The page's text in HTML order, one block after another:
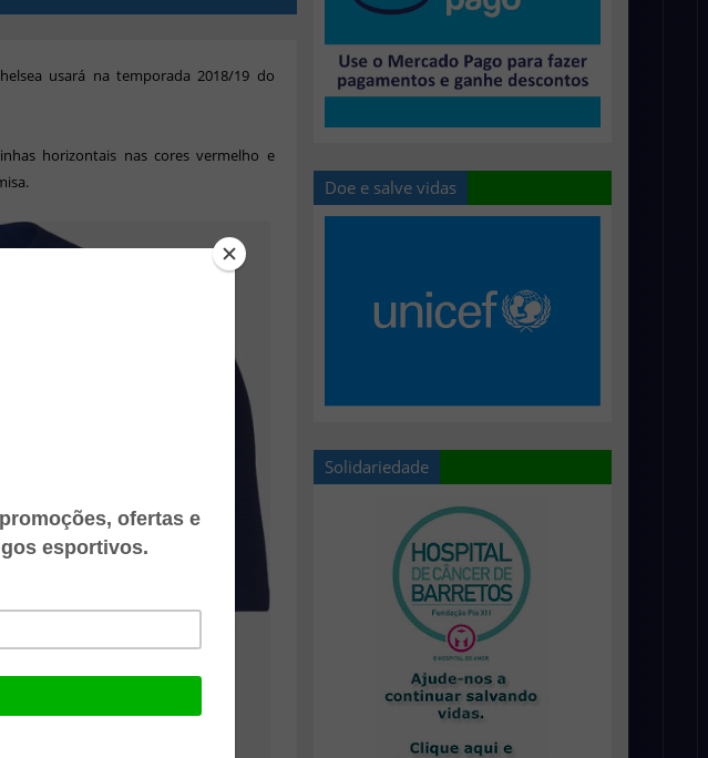
usará na temporada 2018/19 do
horizontais nas cores vermelho e
Doe e salve vidas
Solidariedade